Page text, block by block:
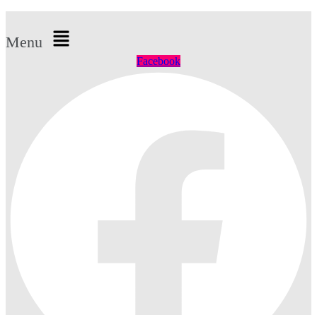
Menu
Facebook